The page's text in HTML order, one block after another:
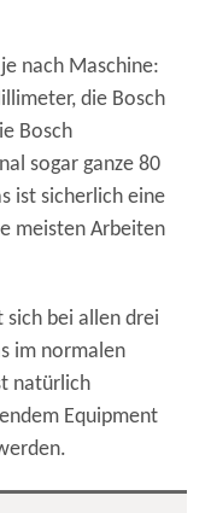
nach Maschine:
die Bosch
Bosch
sogar ganze 80
ist sicherlich eine
meisten Arbeiten
bei allen drei
im normalen
natürlich
Equipment